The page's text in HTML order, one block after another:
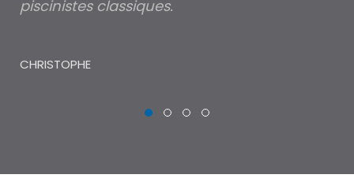
piscinistes classiques.
CHRISTOPHE